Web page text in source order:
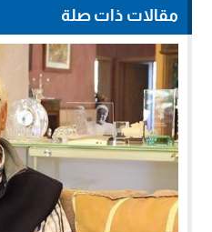
مقالات ذات صلة